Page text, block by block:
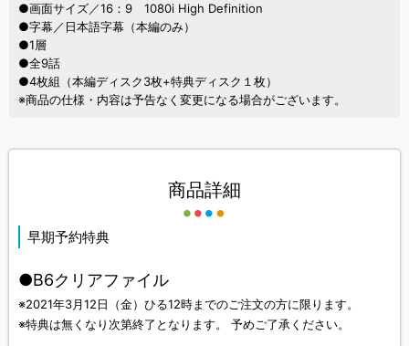
●画面サイズ／16：9 1080i High Definition
●字幕／日本語字幕（本編のみ）
●1層
●全9話
●4枚組（本編ディスク3枚+特典ディスク１枚）
※商品の仕様・内容は予告なく変更になる場合がございます。
商品詳細
早期予約特典
●B6クリアファイル
※2021年3月12日（金）ひる12時までのご注文の方に限ります。
※特典は無くなり次第終了となります。 予めご了承ください。